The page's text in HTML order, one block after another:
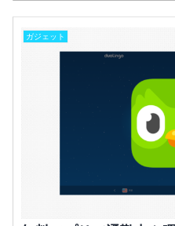
ガジェット